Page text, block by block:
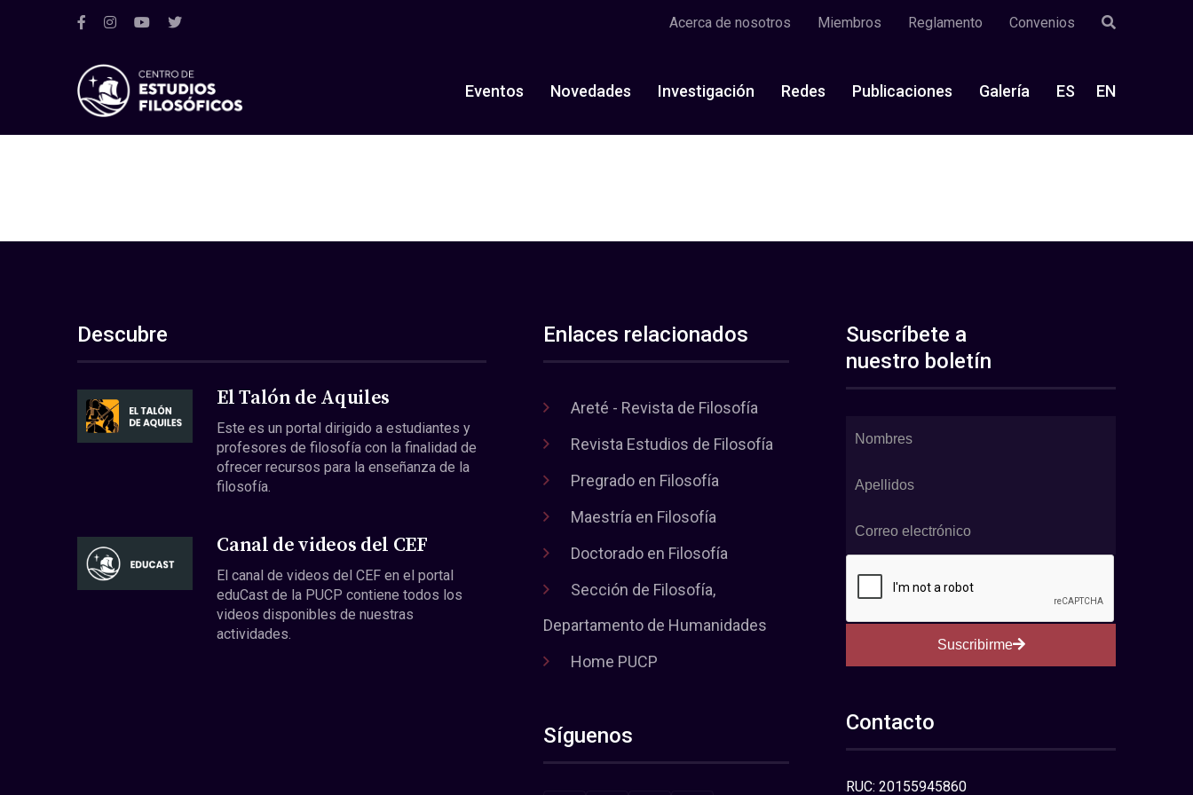
Acerca de nosotros Miembros Reglamento Convenios
Eventos Novedades Investigación Redes Publicaciones Galería ES EN
Descubre
El Talón de Aquiles
Este es un portal dirigido a estudiantes y
profesores de filosofía con la finalidad de
ofrecer recursos para la enseñanza de la
filosofía.
Canal de videos del CEF
El canal de videos del CEF en el portal
eduCast de la PUCP contiene todos los
videos disponibles de nuestras
actividades.
Enlaces relacionados
Areté - Revista de Filosofía
Revista Estudios de Filosofía
Pregrado en Filosofía
Maestría en Filosofía
Doctorado en Filosofía
Sección de Filosofía,
Departamento de Humanidades
Home PUCP
Síguenos
Suscríbete a
nuestro boletín
Suscribirme
Contacto
RUC: 20155945860